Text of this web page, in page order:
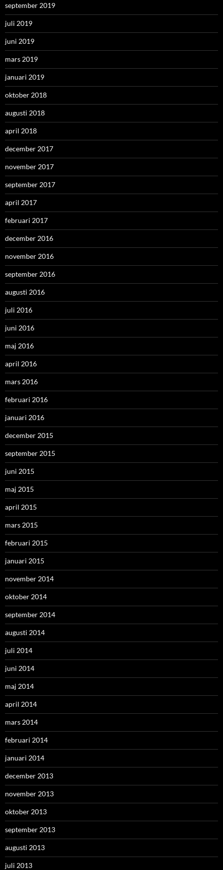
september 2019
juli 2019
juni 2019
mars 2019
januari 2019
oktober 2018
augusti 2018
april 2018
december 2017
november 2017
september 2017
april 2017
februari 2017
december 2016
november 2016
september 2016
augusti 2016
juli 2016
juni 2016
maj 2016
april 2016
mars 2016
februari 2016
januari 2016
december 2015
september 2015
juni 2015
maj 2015
april 2015
mars 2015
februari 2015
januari 2015
november 2014
oktober 2014
september 2014
augusti 2014
juli 2014
juni 2014
maj 2014
april 2014
mars 2014
februari 2014
januari 2014
december 2013
november 2013
oktober 2013
september 2013
augusti 2013
juli 2013